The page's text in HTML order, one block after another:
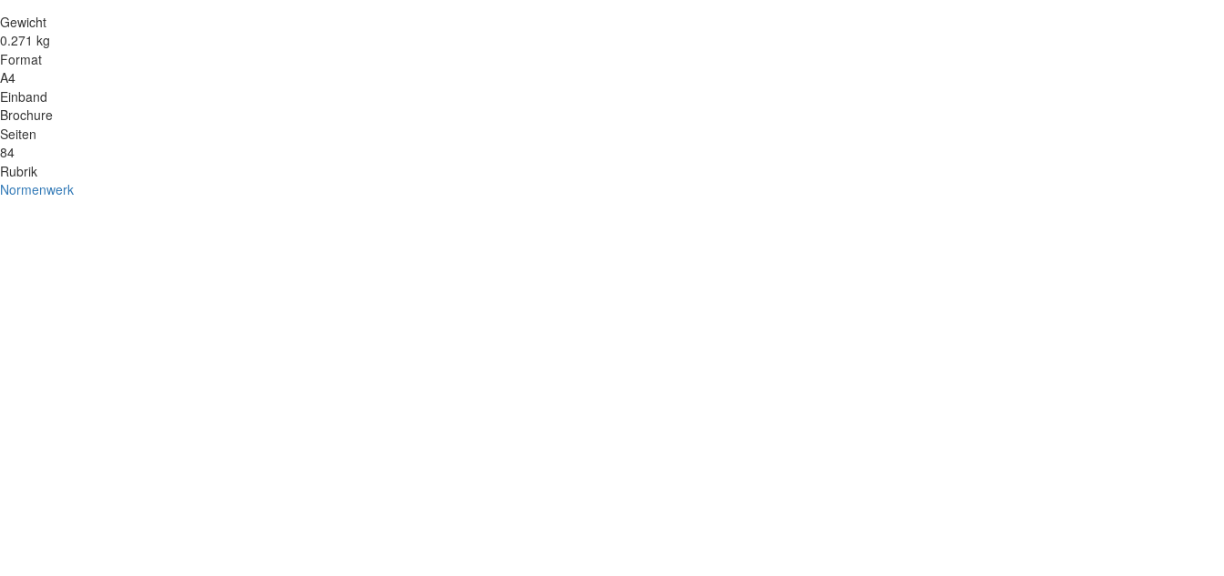
Gewicht
0.271 kg
Format
A4
Einband
Brochure
Seiten
84
Rubrik
Normenwerk